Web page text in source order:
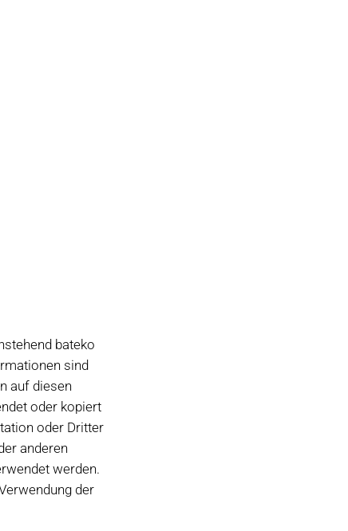
bateko
sind
auf diesen
oder kopiert
oder Dritter
anderen
werden.
der